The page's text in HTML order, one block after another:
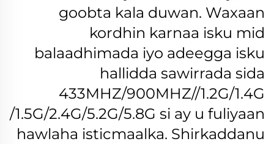
goobta kala duwan. Waxaan
kordhin karnaa isku mid
balaadhimada iyo adeegga isku
hallidda sawirrada sida
433MHZ/900MHZ//1.2G/1.4G
/1.5G/2.4G/5.2G/5.8G si ay u fuliyaan
hawlaha isticmaalka. Shirkaddanu